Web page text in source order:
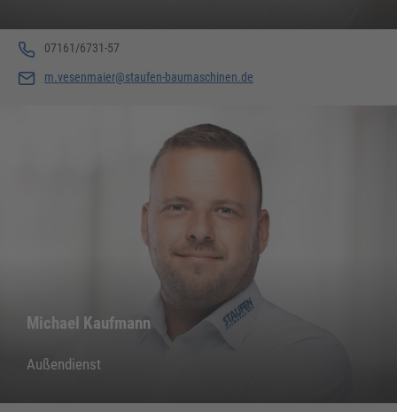
07161/6731-57
m.vesenmaier@staufen-baumaschinen.de
Michael Kaufmann
Außendienst